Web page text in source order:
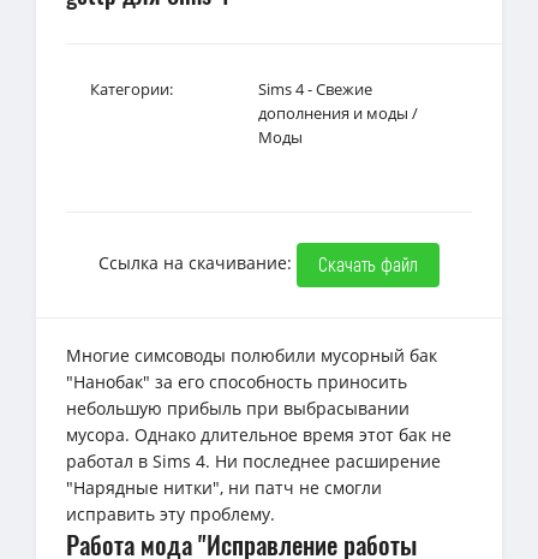
Категории:
Sims 4 - Свежие
дополнения и моды /
Моды
Ссылка на скачивание: Скачать файл
Многие симсоводы полюбили мусорный бак
"Нанобак" за его способность приносить
небольшую прибыль при выбрасывании
мусора. Однако длительное время этот бак не
работал в Sims 4. Ни последнее расширение
"Нарядные нитки", ни патч не смогли
исправить эту проблему.
Работа мода "Исправление работы